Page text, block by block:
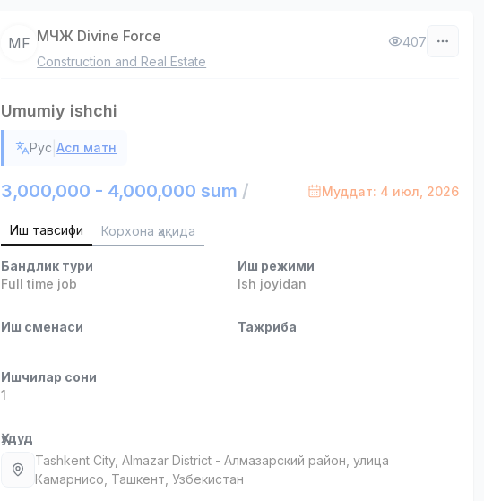
МF МЧЖ Divine Force
Construction and Real Estate
407
Umumiy ishchi
Рус |Асл матн
3,000,000 - 4,000,000 sum / Муддат: 4 июл, 2026
Иш тавсифи Корхона ҳақида
Бандлик тури
Full time job
Иш режими
Ish joyidan
Иш сменаси Тажриба
Ишчилар сони
1
Ҳудуд
Tashkent City, Almazar District - Алмазарский район, улица
Камарнисо, Ташкент, Узбекистан